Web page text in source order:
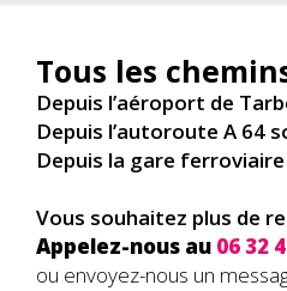
Tous les
Depuis l’aéroport de
Depuis l’autoroute A 64
Depuis la gare
Vous souhaitez plus de
Appelez-nous au 06 32
ou envoyez-nous un